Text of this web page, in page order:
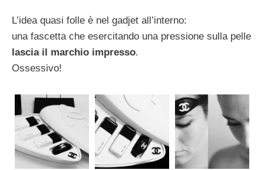
L’idea quasi folle è nel gadjet all’interno:
una fascetta che esercitando una pressione sulla pelle
lascia il marchio impresso.
Ossessivo!